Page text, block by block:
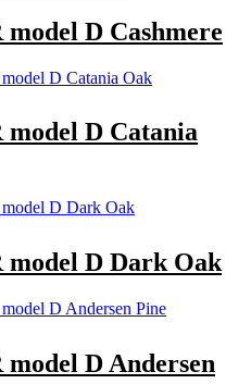
D Cashmere
D Catania
model D Dark Oak
D Andersen